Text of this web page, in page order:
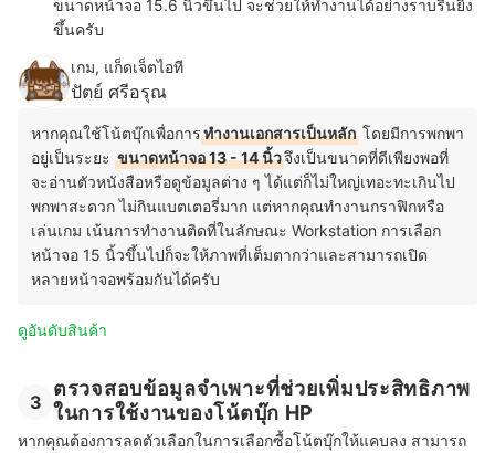
ขนาดหน้าจอ 15.6 นิ้วขึ้นไป จะช่วยให้ทำงานได้อย่างราบรื่นยิ่ง
ขึ้นครับ
เกม, แก็ดเจ็ตไอที
ปัตย์ ศรีอรุณ
หากคุณใช้โน้ตบุ๊กเพื่อการทำงานเอกสารเป็นหลัก โดยมีการพกพา
อยู่เป็นระยะ ขนาดหน้าจอ 13 - 14 นิ้วจึงเป็นขนาดที่ดีเพียงพอที่
จะอ่านตัวหนังสือหรือดูข้อมูลต่าง ๆ ได้แต่ก็ไม่ใหญ่เทอะทะเกินไป
พกพาสะดวก ไม่กินแบตเตอรี่มาก แต่หากคุณทำงานกราฟิกหรือ
เล่นเกม เน้นการทำงานติดที่ในลักษณะ Workstation การเลือก
หน้าจอ 15 นิ้วขึ้นไปก็จะให้ภาพที่เต็มตากว่าและสามารถเปิด
หลายหน้าจอพร้อมกันได้ครับ
ดูอันดับสินค้า
3
ตรวจสอบข้อมูลจำเพาะที่ช่วยเพิ่มประสิทธิภาพ
ในการใช้งานของโน้ตบุ๊ก HP
หากคุณต้องการลดตัวเลือกในการเลือกซื้อโน้ตบุ๊กให้แคบลง สามารถ